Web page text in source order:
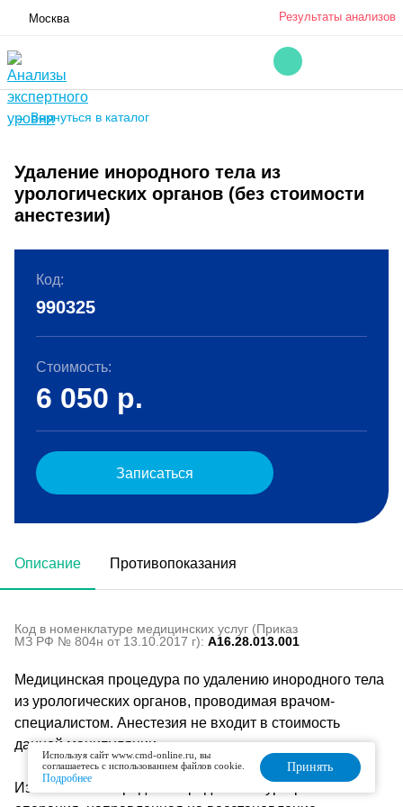
Москва Результаты анализов
← Вернуться в каталог
Удаление инородного тела из
урологических органов (без стоимости
анестезии)
Описание Противопоказания
Код в номенклатуре медицинских услуг (Приказ
МЗ РФ № 804н от 13.10.2017 г): A16.28.013.001
Медицинская процедура по удалению инородного тела
из урологических органов, проводимая врачом-
специалистом. Анестезия не входит в стоимость
данной манипуляции.
Извлечение инородного предмета из уретры —
Код:
990325
Стоимость:
6 050 р.
Записаться
Используя сайт www.cmd-online.ru, вы
соглашаетесь с использованием файлов cookie.
Подробнее
Принять